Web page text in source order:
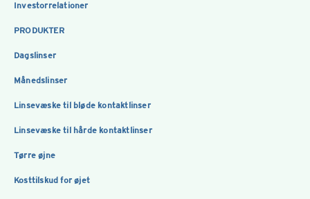
Investorrelationer
PRODUKTER
Dagslinser
Månedslinser
Linsevæske til bløde kontaktlinser
Linsevæske til hårde kontaktlinser
Tørre øjne
Kosttilskud for øjet